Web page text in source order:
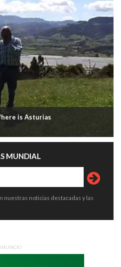
is Asturias
MUNDIAL
nuestras noticias destacadas y las